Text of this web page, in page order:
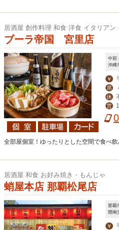
居酒屋 創作料理 和食 洋食 イタリアン
ブーラ帝国 宮里店
中部
沖縄
￥
席
休
営
全部屋個室！ゆったりとした空間で食べ飲
居酒屋 和食 お好み焼き・もんじゃ
蛸屋本店 那覇松尾店
那覇
開南
￥